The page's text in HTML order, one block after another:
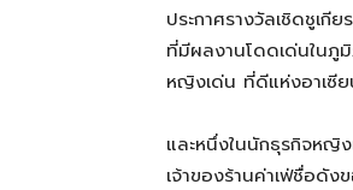
ประกาศรางวัลเชิดชูเ
ที่มีผลงานโดดเด่นในภู
หญิงเด่น ที่ดีแห่งอาเซี
และหนึ่งในนักธุรกิจหญิ
เจ้าของร้านค่าเฟ่ชื่อดั